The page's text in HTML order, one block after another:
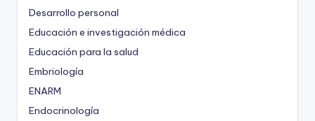
Desarrollo personal
Educación e investigación médica
Educación para la salud
Embriología
ENARM
Endocrinología